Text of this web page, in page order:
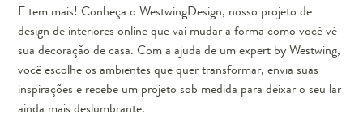
E tem mais! Conheça o WestwingDesign, nosso projeto de
design de interiores online que vai mudar a forma como você vê
sua decoração de casa. Com a ajuda de um expert by Westwing,
você escolhe os ambientes que quer transformar, envia suas
inspirações e recebe um projeto sob medida para deixar o seu lar
ainda mais deslumbrante.